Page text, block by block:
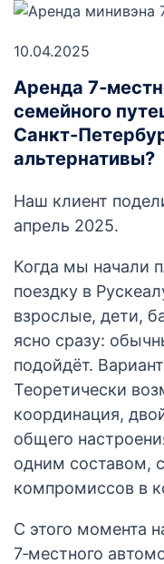
10.04.2025
Аренда
семейного
Санкт-
альтернативы?
Наш клиент
апрель 2025.
Когда мы начали
поездку в
взрослые, дети,
ясно сразу:
подойдёт.
Теоретически
координация,
общего
одним составом,
компромиссов в
С этого момента
7‑местного